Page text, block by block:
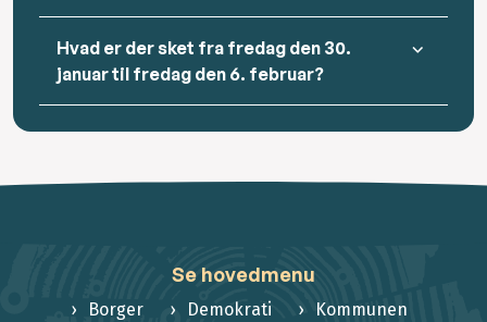
Hvad er der sket fra fredag den 30.
januar til fredag den 6. februar?
Se hovedmenu
Borger Demokrati Kommunen